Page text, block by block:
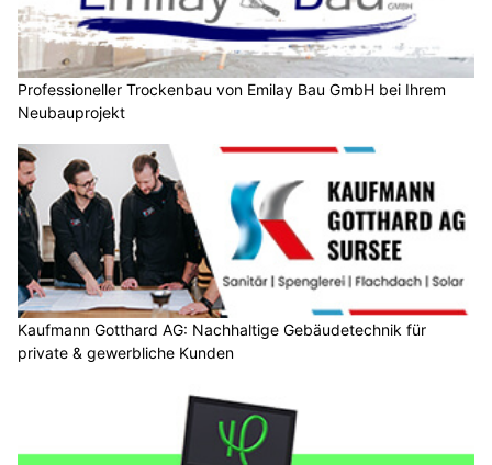
Professioneller Trockenbau von Emilay Bau GmbH bei Ihrem
Neubauprojekt
Kaufmann Gotthard AG: Nachhaltige Gebäudetechnik für
private & gewerbliche Kunden